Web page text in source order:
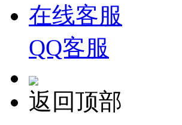
在线客服
QQ客服
返回顶部